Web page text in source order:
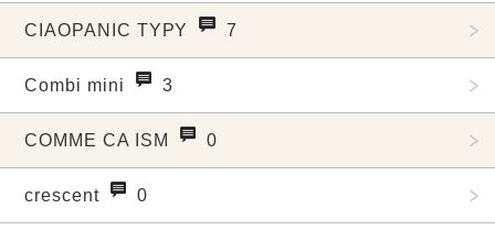
CIAOPANIC TYPY 7
Combi mini 3
COMME CA ISM 0
crescent 0